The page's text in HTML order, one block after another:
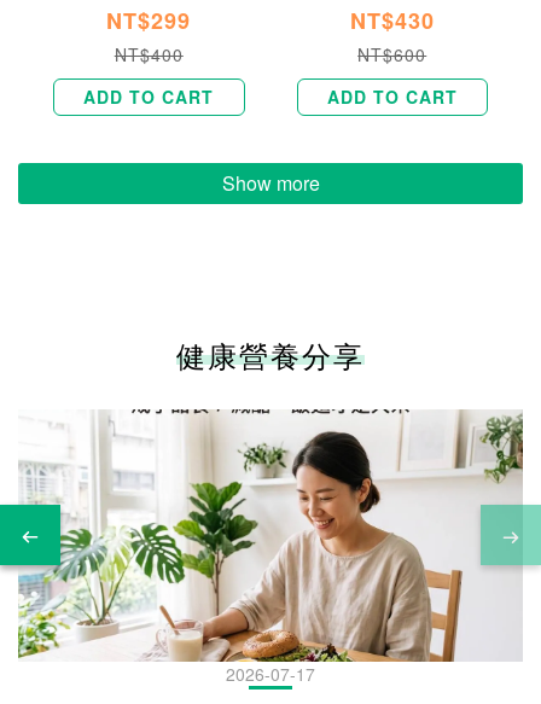
NT$299
NT$400
ADD TO CART
NT$430
NT$600
ADD TO CART
Show more
健康營養分享
2026-07-17